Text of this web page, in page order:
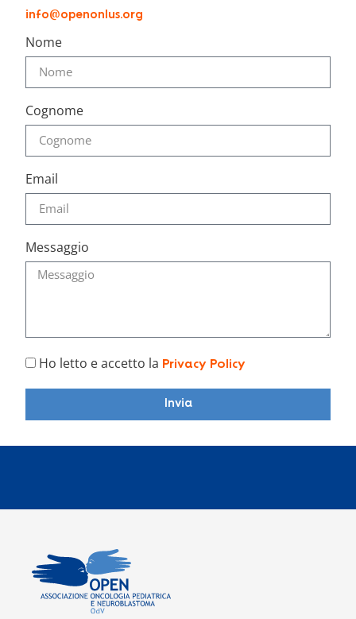
info@openonlus.org
Nome
Cognome
Email
Messaggio
Ho letto e accetto la Privacy Policy
Invia